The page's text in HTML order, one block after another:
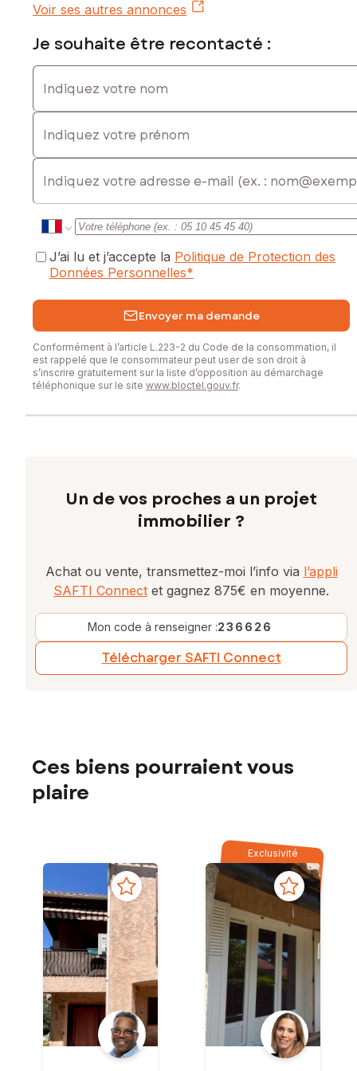
commercial immatriculé au RSAC de Toulon sous le numéro
Voir ses autres annonces
Je souhaite être recontacté :
Indiquez votre nom
Indiquez votre prénom
E-mail
J’ai lu et j’accepte la Politique de Protection des
Données Personnelles*
Envoyer ma demande
Conformément à l’article L.223-2 du Code de la consommation, il
est rappelé que le consommateur peut user de son droit à
s’inscrire gratuitement sur la liste d’opposition au démarchage
téléphonique sur le site www.bloctel.gouv.fr.
Un de vos proches a un projet
immobilier ?
Achat ou vente, transmettez-moi l’info via l’appli
SAFTI Connect et gagnez 875€ en moyenne.
Mon code à renseigner :236626
Télécharger SAFTI Connect
Ces biens pourraient vous
plaire
Exclusivité